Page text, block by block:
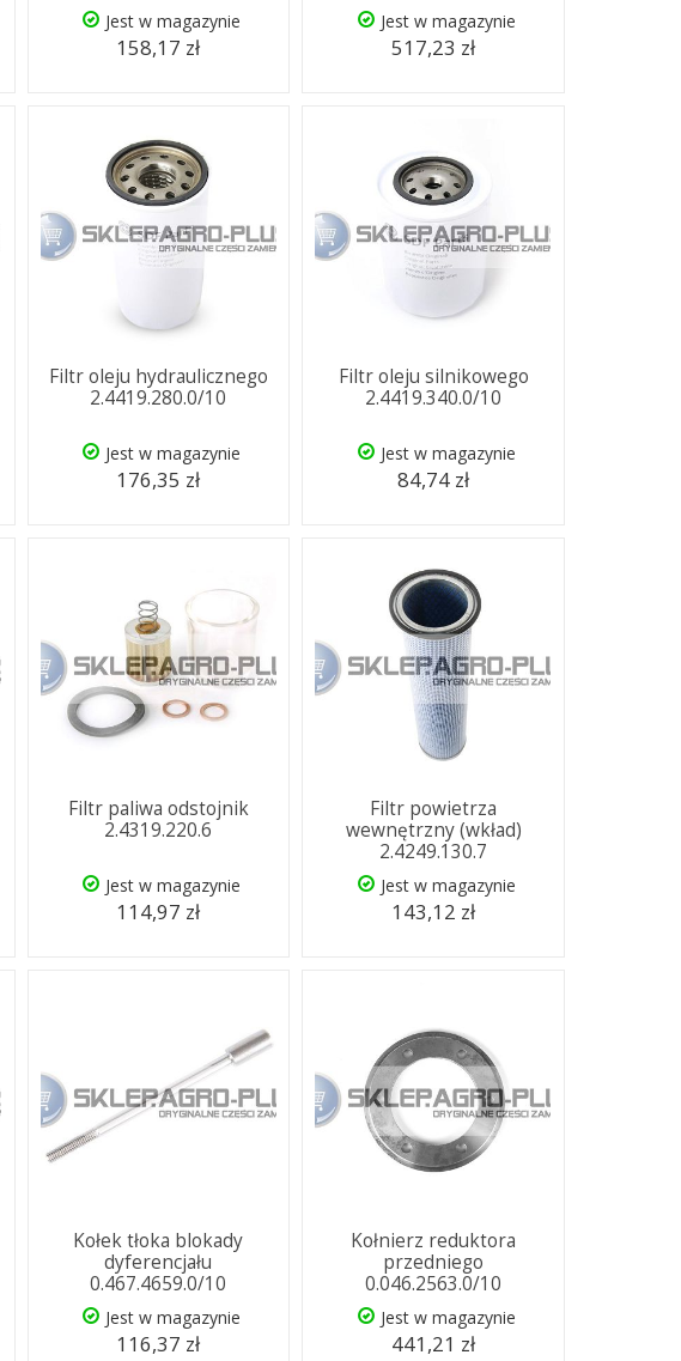
Jest w magazynie
158,17 zł
Jest w magazynie
517,23 zł
Filtr oleju hydraulicznego
2.4419.280.0/10
Jest w magazynie
176,35 zł
Filtr oleju silnikowego
2.4419.340.0/10
Jest w magazynie
84,74 zł
Filtr paliwa odstojnik
2.4319.220.6
Jest w magazynie
114,97 zł
Filtr powietrza
wewnętrzny (wkład)
2.4249.130.7
Jest w magazynie
143,12 zł
Kołek tłoka blokady
dyferencjału
0.467.4659.0/10
Jest w magazynie
116,37 zł
Kołnierz reduktora
przedniego
0.046.2563.0/10
Jest w magazynie
441,21 zł